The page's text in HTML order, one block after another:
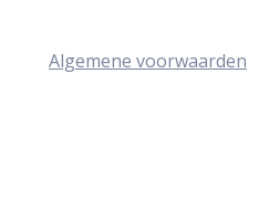
Algemene voorwaarden